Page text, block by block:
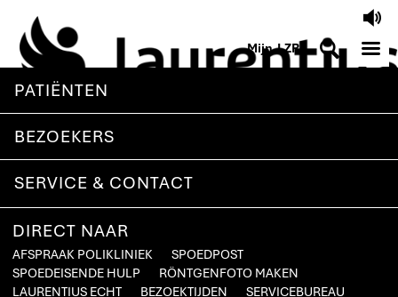
V
Mijn.LZR S M
PATIËNTEN
BEZOEKERS
SERVICE & CONTACT
DIRECT NAAR
AFSPRAAK POLIKLINIEK
SPOEDPOST
SPOEDEISENDE HULP
RÖNTGENFOTO MAKEN
LAURENTIUS ECHT
BEZOEKTIJDEN
SERVICEBUREAU